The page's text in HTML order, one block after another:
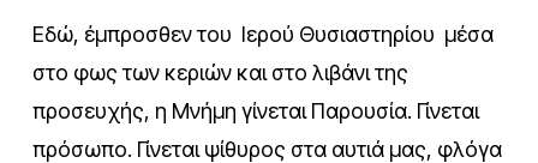
Εδώ, έμπροσθεν του Ιερού Θυσιαστηρίου μέσα
στο φως των κεριών και στο λιβάνι της
προσευχής, η Μνήμη γίνεται Παρουσία. Γίνεται
πρόσωπο. Γίνεται ψίθυρος στα αυτιά μας, φλόγα